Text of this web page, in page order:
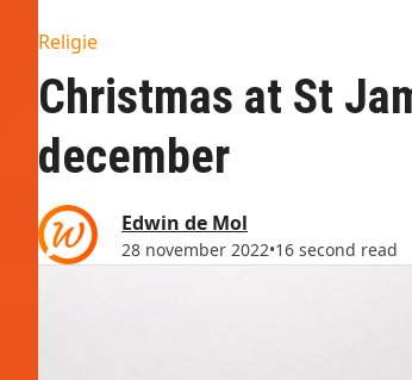
Religie
Christmas at St
december
Edwin de Mol
28 november 2022•16 second read